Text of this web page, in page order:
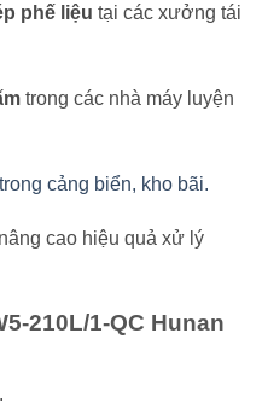
phế liệu tại các xưởng tái
trong các nhà máy luyện
cảng biển, kho bãi.
cao hiệu quả xử lý
210L/1-QC Hunan